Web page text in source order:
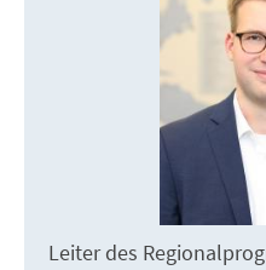
Leiter des